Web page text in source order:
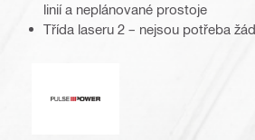
linií a neplánované prostoje
Třída laseru 2 – nejsou potřeba